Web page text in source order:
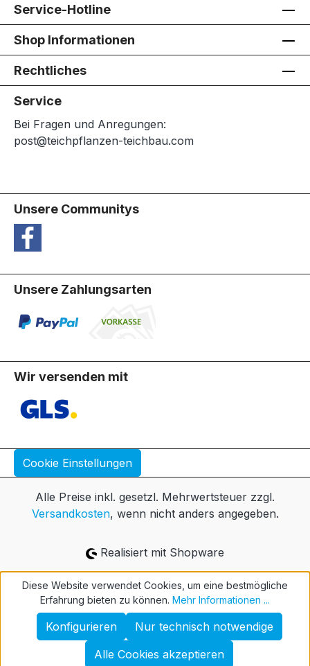
Service-Hotline
Shop Informationen
Rechtliches
Service
Bei Fragen und Anregungen:
post@teichpflanzen-teichbau.com
Unsere Communitys
Unsere Zahlungsarten
Wir versenden mit
Cookie Einstellungen
Alle Preise inkl. gesetzl. Mehrwertsteuer zzgl.
Versandkosten, wenn nicht anders angegeben.
Realisiert mit Shopware
Diese Website verwendet Cookies, um eine bestmögliche
Erfahrung bieten zu können. Mehr Informationen ...
Nur technisch notwendige
Konfigurieren
Alle Cookies akzeptieren